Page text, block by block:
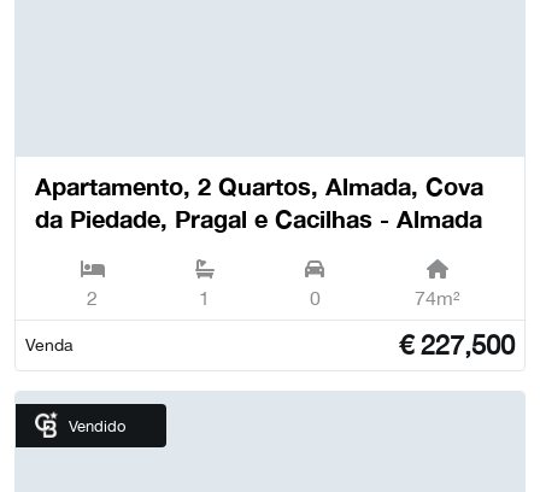
Apartamento, 2 Quartos, Almada, Cova
da Piedade, Pragal e Cacilhas - Almada
2 1 0 74m²
Venda €227,500
Vendido